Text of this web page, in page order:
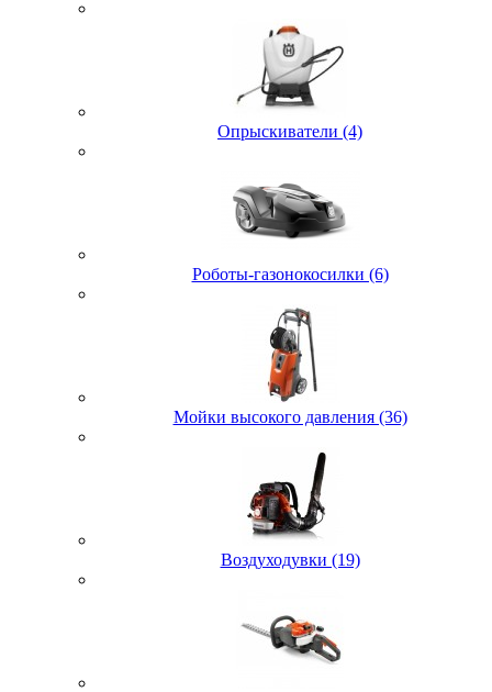
Опрыскиватели (4)
Роботы-газонокосилки (6)
Мойки высокого давления (36)
Воздуходувки (19)